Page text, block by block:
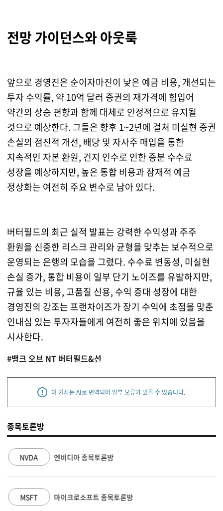
전망 가이던스와 아웃룩
앞으로 경영진은 순이자마진이 낮은 예금 비용, 개선되는
투자 수익률, 약 10억 달러 증권의 재가격에 힘입어
약간의 상승 편향과 함께 대체로 안정적으로 유지될
것으로 예상한다. 그들은 향후 1~2년에 걸쳐 미실현 증권
손실의 점진적 개선, 배당 및 자사주 매입을 통한
지속적인 자본 환원, 건지 인수로 인한 증분 수수료
성장을 예상하지만, 높은 통합 비용과 잠재적 예금
정상화는 여전히 주요 변수로 남아 있다.
버터필드의 최근 실적 발표는 강력한 수익성과 주주
환원을 신중한 리스크 관리와 균형을 맞추는 보수적으로
운영되는 은행의 모습을 그렸다. 수수료 변동성, 미실현
손실 증가, 통합 비용이 일부 단기 노이즈를 유발하지만,
규율 있는 비용, 고품질 신용, 수익 증대 성장에 대한
경영진의 강조는 프랜차이즈가 장기 수익에 초점을 맞춘
인내심 있는 투자자들에게 여전히 좋은 위치에 있음을
시사한다.
#뱅크 오브 NT 버터필드&선
이 기사는 AI로 번역되어 일부 오류가 있을 수 있습니다.
종목토론방
NVDA 엔비디아 종목토론방
MSFT 마이크로소프트 종목토론방